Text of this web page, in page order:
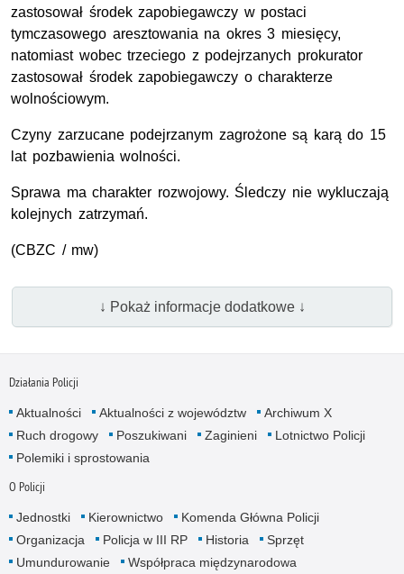
zastosował środek zapobiegawczy w postaci
tymczasowego aresztowania na okres 3 miesięcy,
natomiast wobec trzeciego z podejrzanych prokurator
zastosował środek zapobiegawczy o charakterze
wolnościowym.
Czyny zarzucane podejrzanym zagrożone są karą do 15
lat pozbawienia wolności.
Sprawa ma charakter rozwojowy. Śledczy nie wykluczają
kolejnych zatrzymań.
(CBZC / mw)
↓ Pokaż informacje dodatkowe ↓
Działania Policji
Aktualności Aktualności z województw
Archiwum X
Ruch drogowy
Poszukiwani Zaginieni
Lotnictwo Policji
Polemiki i sprostowania
O Policji
Jednostki Kierownictwo
Komenda Główna Policji
Organizacja
Policja w III RP Historia
Sprzęt
Umundurowanie
Współpraca międzynarodowa